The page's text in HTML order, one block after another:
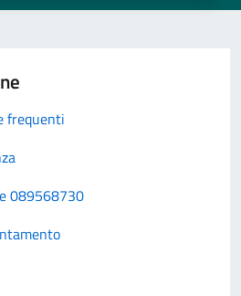
frequenti
089568730